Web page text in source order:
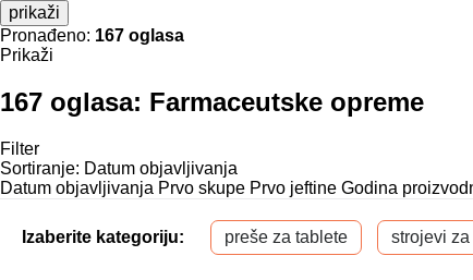
prikaži
Pronađeno: 167 oglasa
Prikaži
167 oglasa: Farmaceutske opreme
Filter
Sortiranje: Datum objavljivanja
Datum objavljivanja Prvo skupe Prvo jeftine Godina
Izaberite kategoriju: preše za tablete strojevi